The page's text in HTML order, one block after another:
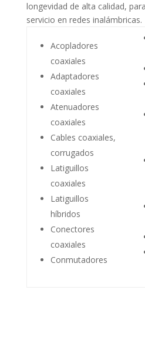
longevidad de alta calidad,
servicio en redes inalámbricas.
Acopladores
coaxiales
Adaptadores
coaxiales
Atenuadores
coaxiales
Cables coaxiales,
corrugados
Latiguillos
coaxiales
Latiguillos
híbridos
Conectores
coaxiales
Conmutadores